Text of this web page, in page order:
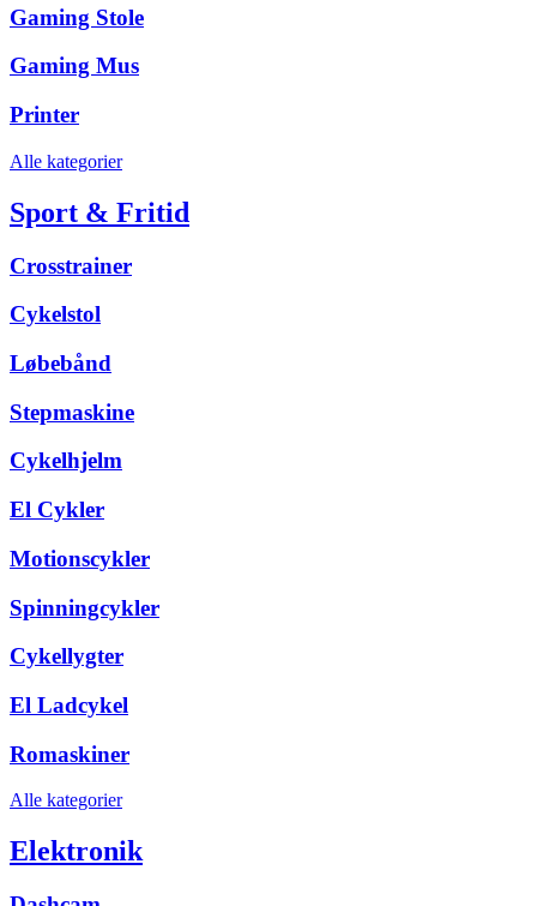
Gaming Stole
Gaming Mus
Printer
Alle kategorier
Sport & Fritid
Crosstrainer
Cykelstol
Løbebånd
Stepmaskine
Cykelhjelm
El Cykler
Motionscykler
Spinningcykler
Cykellygter
El Ladcykel
Romaskiner
Alle kategorier
Elektronik